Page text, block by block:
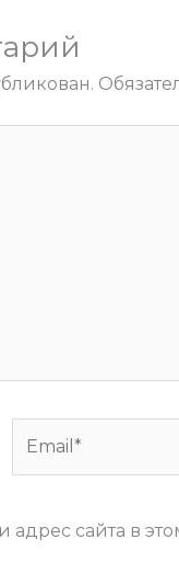
адрес сайта в